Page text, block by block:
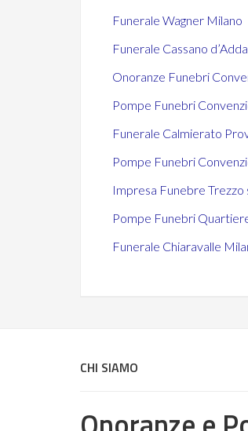
Funerale Wagner Milano
Funerale Cassano d’Adda
Onoranze Funebri
Pompe Funebri
Funerale Calmierato
Pompe Funebri
Impresa Funebre Trezzo
Pompe Funebri
Funerale Chiaravalle
CHI SIAMO